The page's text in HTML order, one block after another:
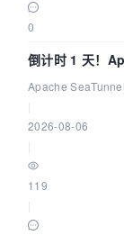
0
倒计时 1 天！
Community
Apache SeaTunnel
2026-08-06
119